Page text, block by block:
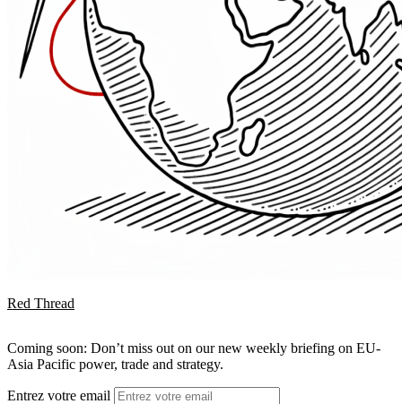
Red Thread
Coming soon: Don’t miss out on our new weekly briefing on EU-
Asia Pacific power, trade and strategy.
Entrez votre email